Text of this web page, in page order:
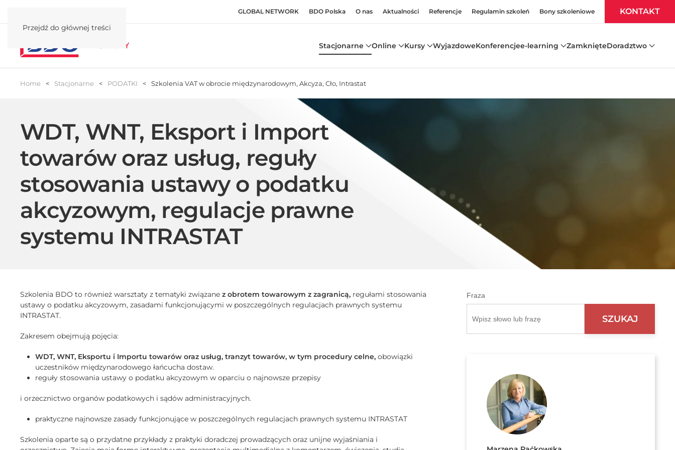
Przejdź do głównej treści
GLOBAL NETWORK BDO Polska O nas Aktualności Referencje Regulamin szkoleń Bony szkoleniowe KONTAKT
Stacjonarne Online Kursy WyjazdoweKonferencjee-learning ZamknięteDoradztwo
Home Stacjonarne PODATKI Szkolenia VAT w obrocie międzynarodowym, Akcyza, Cło, Intrastat
WDT, WNT, Eksport i Import
towarów oraz usług, reguły
stosowania ustawy o podatku
akcyzowym, regulacje prawne
systemu INTRASTAT
Szkolenia BDO to również warsztaty z tematyki związane z obrotem towarowym z zagranicą, regułami stosowania
ustawy o podatku akcyzowym, zasadami funkcjonującymi w poszczególnych regulacjach prawnych systemu
INTRASTAT.
Zakresem obejmują pojęcia:
WDT, WNT, Eksportu i Importu towarów oraz usług, tranzyt towarów, w tym procedury celne, obowiązki
uczestników międzynarodowego łańcucha dostaw.
reguły stosowania ustawy o podatku akcyzowym w oparciu o najnowsze przepisy
i orzecznictwo organów podatkowych i sądów administracyjnych.
praktyczne najnowsze zasady funkcjonujące w poszczególnych regulacjach prawnych systemu INTRASTAT
Szkolenia oparte są o przydatne przykłady z praktyki doradczej prowadzących oraz unijne wyjaśniania i
Fraza